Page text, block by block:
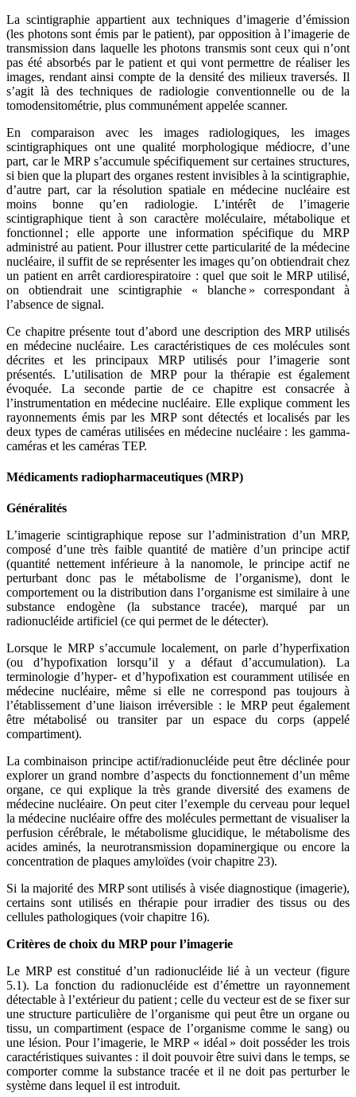
La scintigraphie appartient aux techniques d’imagerie d’émission
(les photons sont émis par le patient), par opposition à l’imagerie de
transmission dans laquelle les photons transmis sont ceux qui n’ont
pas été absorbés par le patient et qui vont permettre de réaliser les
images, rendant ainsi compte de la densité des milieux traversés. Il
s’agit là des techniques de radiologie conventionnelle ou de la
tomodensitométrie, plus communément appelée scanner.
En comparaison avec les images radiologiques, les images
scintigraphiques ont une qualité morphologique médiocre, d’une
part, car le MRP s’accumule spécifiquement sur certaines structures,
si bien que la plupart des organes restent invisibles à la scintigraphie,
d’autre part, car la résolution spatiale en médecine nucléaire est
moins bonne qu’en radiologie. L’intérêt de l’imagerie
scintigraphique tient à son caractère moléculaire, métabolique et
fonctionnel ; elle apporte une information spécifique du MRP
administré au patient. Pour illustrer cette particularité de la médecine
nucléaire, il suffit de se représenter les images qu’on obtiendrait chez
un patient en arrêt cardiorespiratoire : quel que soit le MRP utilisé,
on obtiendrait une scintigraphie « blanche » correspondant à
l’absence de signal.
Ce chapitre présente tout d’abord une description des MRP utilisés
en médecine nucléaire. Les caractéristiques de ces molécules sont
décrites et les principaux MRP utilisés pour l’imagerie sont
présentés. L’utilisation de MRP pour la thérapie est également
évoquée. La seconde partie de ce chapitre est consacrée à
l’instrumentation en médecine nucléaire. Elle explique comment les
rayonnements émis par les MRP sont détectés et localisés par les
deux types de caméras utilisées en médecine nucléaire : les gamma-
caméras et les caméras TEP.
Médicaments radiopharmaceutiques (MRP)
Généralités
L’imagerie scintigraphique repose sur l’administration d’un MRP,
composé d’une très faible quantité de matière d’un principe actif
(quantité nettement inférieure à la nanomole, le principe actif ne
perturbant donc pas le métabolisme de l’organisme), dont le
comportement ou la distribution dans l’organisme est similaire à une
substance endogène (la substance tracée), marqué par un
radionucléide artificiel (ce qui permet de le détecter).
Lorsque le MRP s’accumule localement, on parle d’hyperfixation
(ou d’hypofixation lorsqu’il y a défaut d’accumulation). La
terminologie d’hyper- et d’hypofixation est couramment utilisée en
médecine nucléaire, même si elle ne correspond pas toujours à
l’établissement d’une liaison irréversible : le MRP peut également
être métabolisé ou transiter par un espace du corps (appelé
compartiment).
La combinaison principe actif/radionucléide peut être déclinée pour
explorer un grand nombre d’aspects du fonctionnement d’un même
organe, ce qui explique la très grande diversité des examens de
médecine nucléaire. On peut citer l’exemple du cerveau pour lequel
la médecine nucléaire offre des molécules permettant de visualiser la
perfusion cérébrale, le métabolisme glucidique, le métabolisme des
acides aminés, la neurotransmission dopaminergique ou encore la
concentration de plaques amyloïdes (voir chapitre 23).
Si la majorité des MRP sont utilisés à visée diagnostique (imagerie),
certains sont utilisés en thérapie pour irradier des tissus ou des
cellules pathologiques (voir chapitre 16).
Critères de choix du MRP pour l’imagerie
Le MRP est constitué d’un radionucléide lié à un vecteur (figure
5.1). La fonction du radionucléide est d’émettre un rayonnement
détectable à l’extérieur du patient ; celle du vecteur est de se fixer sur
une structure particulière de l’organisme qui peut être un organe ou
tissu, un compartiment (espace de l’organisme comme le sang) ou
une lésion. Pour l’imagerie, le MRP « idéal » doit posséder les trois
caractéristiques suivantes : il doit pouvoir être suivi dans le temps, se
comporter comme la substance tracée et il ne doit pas perturber le
système dans lequel il est introduit.